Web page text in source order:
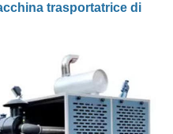
trasportatrice di